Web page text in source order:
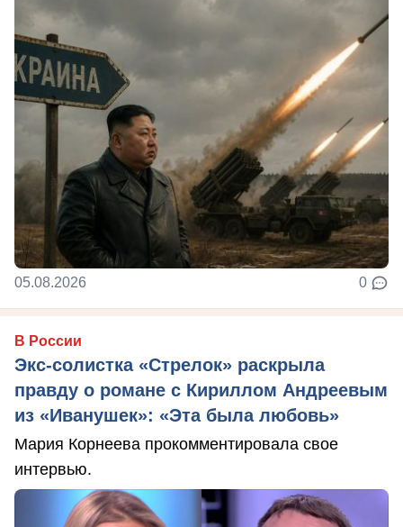
05.08.2026 0
В России
Экс-солистка «Стрелок» раскрыла
правду о романе с Кириллом Андреевым
из «Иванушек»: «Эта была любовь»
Мария Корнеева прокомментировала свое
интервью.